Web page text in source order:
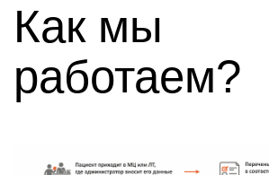
Как мы
работаем?